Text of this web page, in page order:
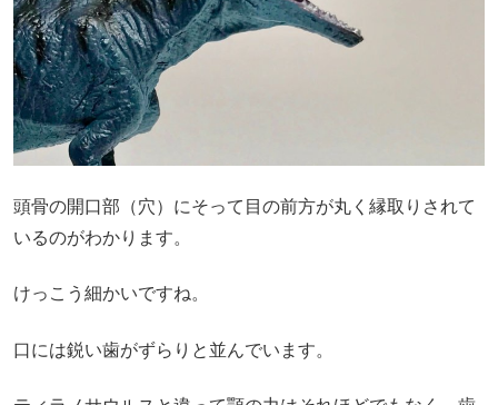
頭骨の開口部（穴）にそって目の前方が丸く縁取りされて
いるのがわかります。
けっこう細かいですね。
口には鋭い歯がずらりと並んでいます。